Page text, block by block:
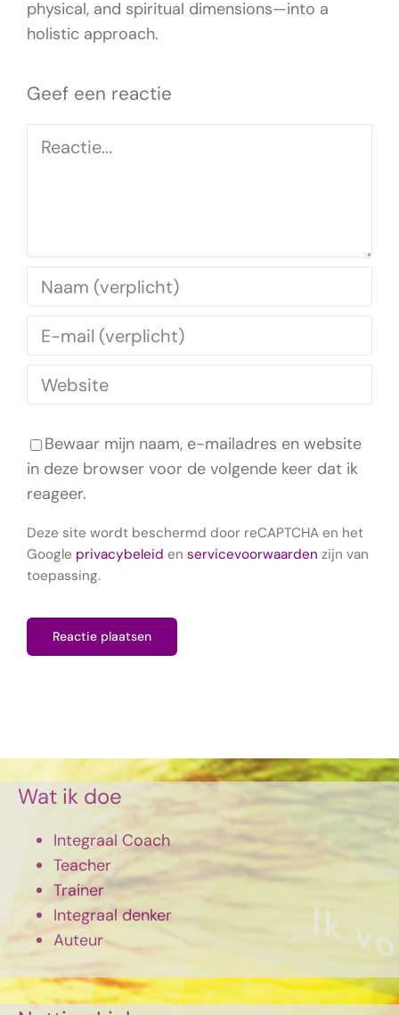
physical, and spiritual dimensions—into a
holistic approach.
Geef een reactie
Reactie
Bewaar mijn naam, e-mailadres en website
in deze browser voor de volgende keer dat ik
reageer.
Deze site wordt beschermd door reCAPTCHA en het
Google privacybeleid en servicevoorwaarden zijn van
toepassing.
Wat ik doe
Integraal Coach
Teacher
Trainer
Integraal denker
Auteur